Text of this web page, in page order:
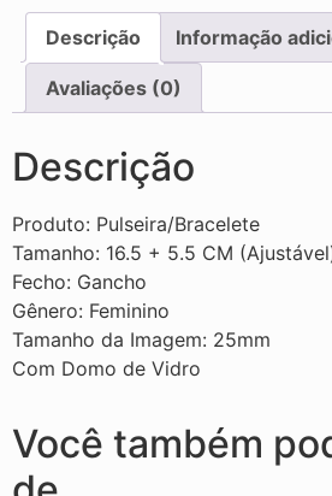
Descrição Informação
Avaliações (0)
Descrição
Produto: Pulseira/Bracelete
Tamanho: 16.5 + 5.5 CM
Fecho: Gancho
Gênero: Feminino
Tamanho da Imagem: 25mm
Com Domo de Vidro
Você também